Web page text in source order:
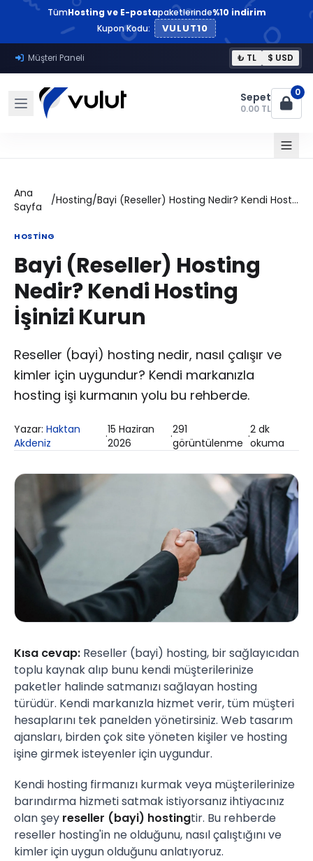
TümHosting ve E-postapaketlerinde%10 indirim
Kupon Kodu:
VULUT10
Müşteri Paneli ₺ TL $ USD
Sepet
0.00 TL
0
Ana
Sayfa
/Hosting/ Bayi (Reseller) Hosting Nedir? Kendi Hosting İşinizi Kurun
HOSTING
Bayi (Reseller) Hosting
Nedir? Kendi Hosting
İşinizi Kurun
Reseller (bayi) hosting nedir, nasıl çalışır ve
kimler için uygundur? Kendi markanızla
hosting işi kurmanın yolu bu rehberde.
Yazar: Haktan
Akdeniz
·15 Haziran
2026
·291
görüntülenme ·2 dk
okuma
Kısa cevap: Reseller (bayi) hosting, bir sağlayıcıdan
toplu kaynak alıp bunu kendi müşterilerinize
paketler halinde satmanızı sağlayan hosting
türüdür. Kendi markanızla hizmet verir, tüm müşteri
hesaplarını tek panelden yönetirsiniz. Web tasarım
ajansları, birden çok site yöneten kişiler ve hosting
işine girmek isteyenler için uygundur.
Kendi hosting firmanızı kurmak veya müşterilerinize
barındırma hizmeti satmak istiyorsanız ihtiyacınız
olan şey reseller (bayi) hostingtir. Bu rehberde
reseller hosting'in ne olduğunu, nasıl çalıştığını ve
kimler için uygun olduğunu anlatıyoruz.